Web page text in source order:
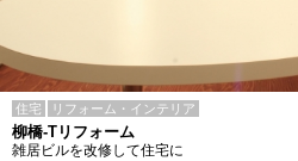
住宅 リフォーム・インテリア
柳橋-Tリフォーム
雑居ビルを改修して住宅に